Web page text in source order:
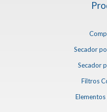
Secador
Secador
Filtros